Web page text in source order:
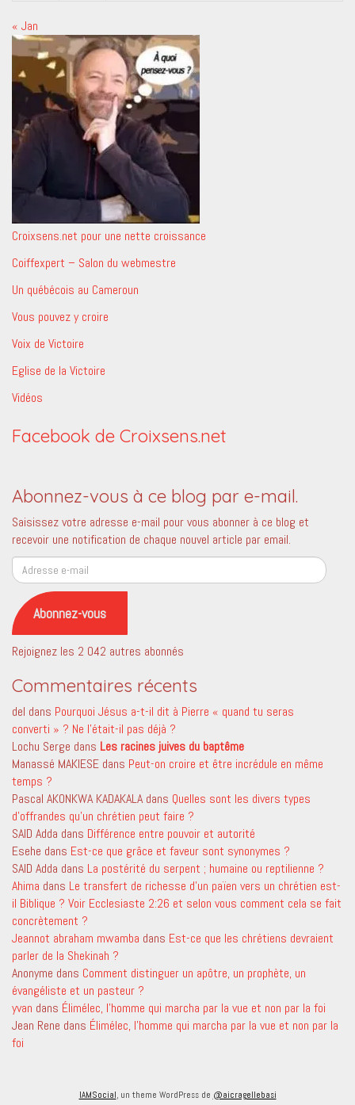
« Jan
Croixsens.net pour une nette croissance
Coiffexpert – Salon du webmestre
Un québécois au Cameroun
Vous pouvez y croire
Voix de Victoire
Eglise de la Victoire
Vidéos
Facebook de Croixsens.net
Abonnez-vous à ce blog par e-mail.
Saisissez votre adresse e-mail pour vous abonner à ce blog et
recevoir une notification de chaque nouvel article par email.
Adresse
e-
mail
Abonnez-vous
Rejoignez les 2 042 autres abonnés
Commentaires récents
del dans Pourquoi Jésus a-t-il dit à Pierre « quand tu seras
converti » ? Ne l’était-il pas déjà ?
Lochu Serge dans Les racines juives du baptême
Manassé MAKIESE dans Peut-on croire et être incrédule en même
temps ?
Pascal AKONKWA KADAKALA dans Quelles sont les divers types
d’offrandes qu’un chrétien peut faire ?
SAID Adda dans Différence entre pouvoir et autorité
Esehe dans Est-ce que grâce et faveur sont synonymes ?
SAID Adda dans La postérité du serpent ; humaine ou reptilienne ?
Ahima dans Le transfert de richesse d’un païen vers un chrétien est-
il Biblique ? Voir Ecclesiaste 2:26 et selon vous comment cela se fait
concrètement ?
Jeannot abraham mwamba dans Est-ce que les chrétiens devraient
parler de la Shekinah ?
Anonyme dans Comment distinguer un apôtre, un prophète, un
évangéliste et un pasteur ?
yvan dans Élimélec, l’homme qui marcha par la vue et non par la foi
Jean Rene dans Élimélec, l’homme qui marcha par la vue et non par la
foi
IAMSocial , un theme WordPress de @aicragellebasi